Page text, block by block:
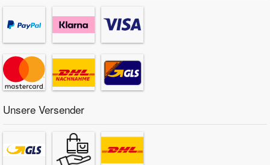
Unsere Versender